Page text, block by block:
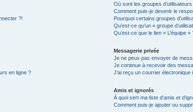
?!
en ligne ?
Où sont les groupes
Comment puis-je devenir le
Pourquoi certains groupes
Qu’est-ce qu’un « groupe
Qu’est-ce que le lien « L’équipe »
Messagerie privée
Je ne peux pas envoyer de
Je continue à recevoir des
J’ai reçu un courrier électronique
Amis et ignorés
À quoi sert ma liste d’amis et
Comment puis-je ajouter ou